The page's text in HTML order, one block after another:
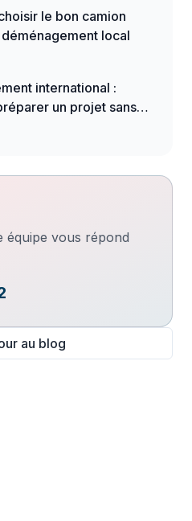
le bon camion
local
international :
un projet sans
équipe vous répond
au blog